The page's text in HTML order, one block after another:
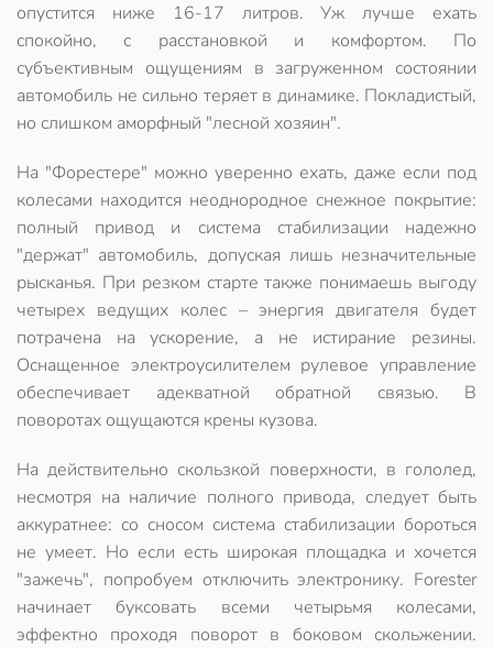
опустится ниже 16-17 литров. Уж лучше ехать
спокойно, с расстановкой и комфортом. По
субъективным ощущениям в загруженном состоянии
автомобиль не сильно теряет в динамике. Покладистый,
но слишком аморфный "лесной хозяин".
На "Форестере" можно уверенно ехать, даже если под
колесами находится неоднородное снежное покрытие:
полный привод и система стабилизации надежно
"держат" автомобиль, допуская лишь незначительные
рысканья. При резком старте также понимаешь выгоду
четырех ведущих колес– энергия двигателя будет
потрачена на ускорение, а не истирание резины.
Оснащенное электроусилителем рулевое управление
обеспечивает адекватной обратной связью. В
поворотах ощущаются крены кузова.
На действительно скользкой поверхности, в гололед,
несмотря на наличие полного привода, следует быть
аккуратнее: со сносом система стабилизации бороться
не умеет. Но если есть широкая площадка и хочется
"зажечь", попробуем отключить электронику. Forester
начинает буксовать всеми четырьмя колесами,
эффектно проходя поворот в боковом скольжении.